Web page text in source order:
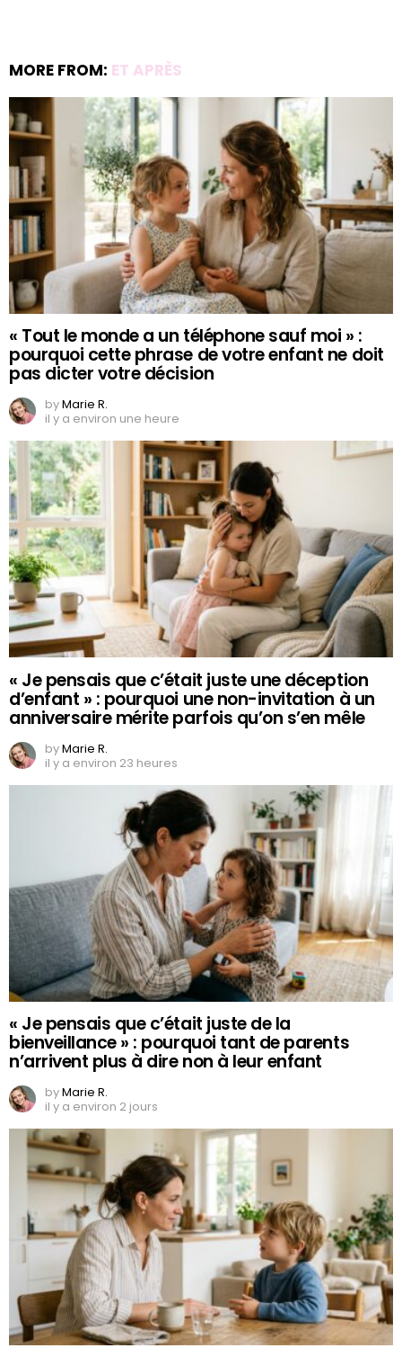
MORE FROM: ET APRÈS
« Tout le monde a un téléphone sauf moi » :
pourquoi cette phrase de votre enfant ne doit
pas dicter votre décision
byMarie R.
il y a environ une heure
« Je pensais que c’était juste une déception
d’enfant » : pourquoi une non-invitation à un
anniversaire mérite parfois qu’on s’en mêle
byMarie R.
il y a environ 23 heures
« Je pensais que c’était juste de la
bienveillance » : pourquoi tant de parents
n’arrivent plus à dire non à leur enfant
byMarie R.
il y a environ 2 jours